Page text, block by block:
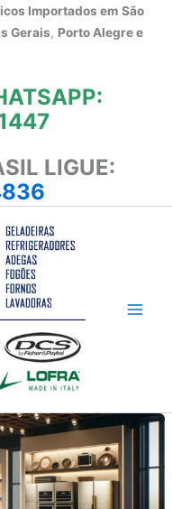
Importados em São
Gerais, Porto Alegre e
LIGUE: